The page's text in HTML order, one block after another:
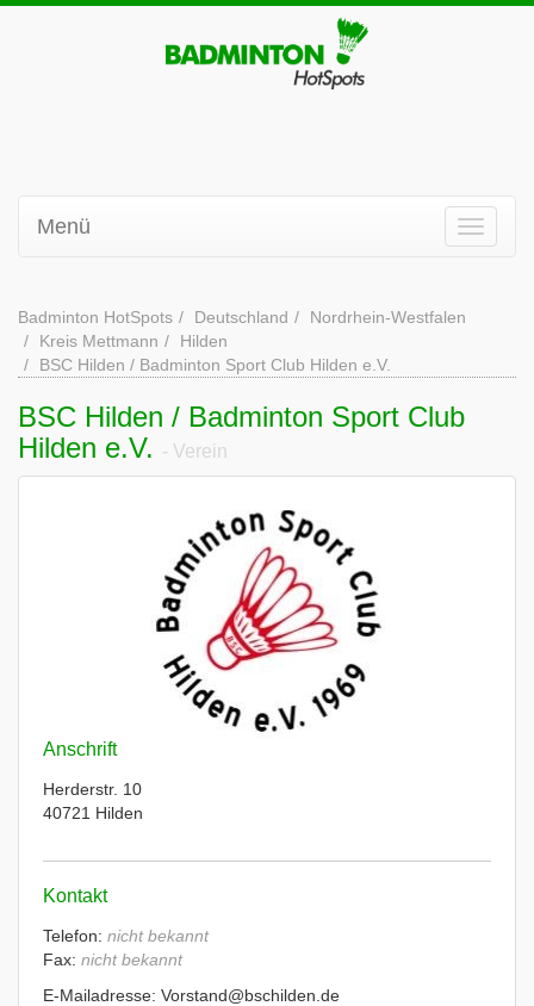
Menü
Badminton HotSpots Deutschland
Nordrhein-Westfalen
Kreis Mettmann
Hilden
BSC Hilden / Badminton Sport Club Hilden e.V.
BSC Hilden / Badminton Sport Club
Hilden e.V. - Verein
Anschrift
Herderstr. 10
40721 Hilden
Kontakt
Telefon: nicht bekannt
Fax: nicht bekannt
E-Mailadresse: Vorstand@bschilden.de